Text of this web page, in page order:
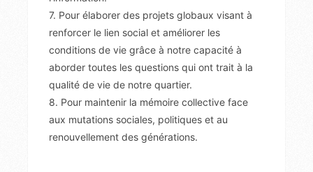
7. Pour élaborer des projets globaux visant à
renforcer le lien social et améliorer les
conditions de vie grâce à notre capacité à
aborder toutes les questions qui ont trait à la
qualité de vie de notre quartier.
8. Pour maintenir la mémoire collective face
aux mutations sociales, politiques et au
renouvellement des générations.